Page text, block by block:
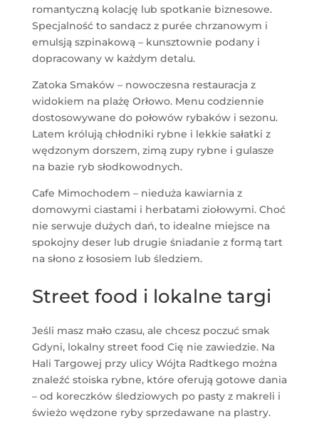
romantyczną kolację lub spotkanie biznesowe.
Specjalność to sandacz z purée chrzanowym i
emulsją szpinakową – kunsztownie podany i
dopracowany w każdym detalu.
Zatoka Smaków – nowoczesna restauracja z
widokiem na plażę Orłowo. Menu codziennie
dostosowywane do połowów rybaków i sezonu.
Latem królują chłodniki rybne i lekkie sałatki z
wędzonym dorszem, zimą zupy rybne i gulasze
na bazie ryb słodkowodnych.
Cafe Mimochodem – nieduża kawiarnia z
domowymi ciastami i herbatami ziołowymi. Choć
nie serwuje dużych dań, to idealne miejsce na
spokojny deser lub drugie śniadanie z formą tart
na słono z łososiem lub śledziem.
Street food i lokalne targi
Jeśli masz mało czasu, ale chcesz poczuć smak
Gdyni, lokalny street food Cię nie zawiedzie. Na
Hali Targowej przy ulicy Wójta Radtkego można
znaleźć stoiska rybne, które oferują gotowe dania
– od koreczków śledziowych po pasty z makreli i
świeżo wędzone ryby sprzedawane na plastry.